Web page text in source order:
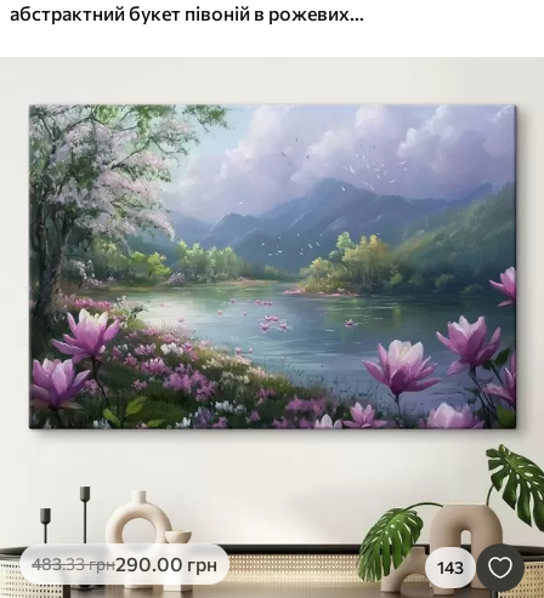
абстрактний букет півоній в рожевих тонах
483.33грн290.00 грн 143